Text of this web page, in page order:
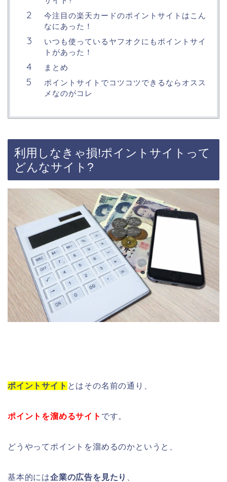
今注目の楽天カードのポイントサイトはこん
なにあった！
いつも使っているヤフオクにもポイントサイ
トがあった！
まとめ
ポイントサイトでコツコツできるならオスス
メなのがコレ
利用しなきゃ損!ポイントサイトって
どんなサイト?
ポイントサイト とはその名前の通り、
ポイントを溜めるサイト です。
どうやってポイントを溜めるのかというと、
基本的には企業の広告を見たり